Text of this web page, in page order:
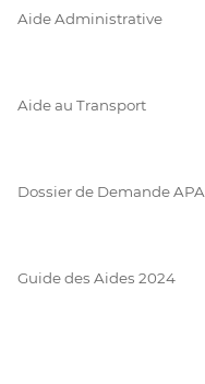
Aide Administrative
Aide au Transport
Dossier de Demande APA
Guide des Aides 2024